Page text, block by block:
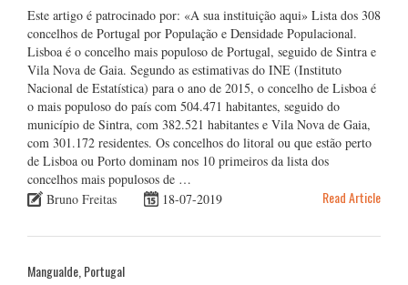
Este artigo é patrocinado por: «A sua instituição aqui» Lista dos 308
concelhos de Portugal por População e Densidade Populacional.
Lisboa é o concelho mais populoso de Portugal, seguido de Sintra e
Vila Nova de Gaia. Segundo as estimativas do INE (Instituto
Nacional de Estatística) para o ano de 2015, o concelho de Lisboa é
o mais populoso do país com 504.471 habitantes, seguido do
município de Sintra, com 382.521 habitantes e Vila Nova de Gaia,
com 301.172 residentes. Os concelhos do litoral ou que estão perto
de Lisboa ou Porto dominam nos 10 primeiros da lista dos
concelhos mais populosos de …
Bruno Freitas
18-07-2019 Read Article
Mangualde, Portugal